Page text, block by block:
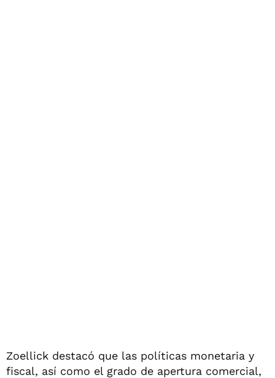
Zoellick destacó que las políticas monetaria y
fiscal, así como el grado de apertura comercial,